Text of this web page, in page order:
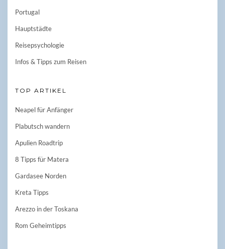
Portugal
Hauptstädte
Reisepsychologie
Infos & Tipps zum Reisen
TOP ARTIKEL
Neapel für Anfänger
Plabutsch wandern
Apulien Roadtrip
8 Tipps für Matera
Gardasee Norden
Kreta Tipps
Arezzo in der Toskana
Rom Geheimtipps